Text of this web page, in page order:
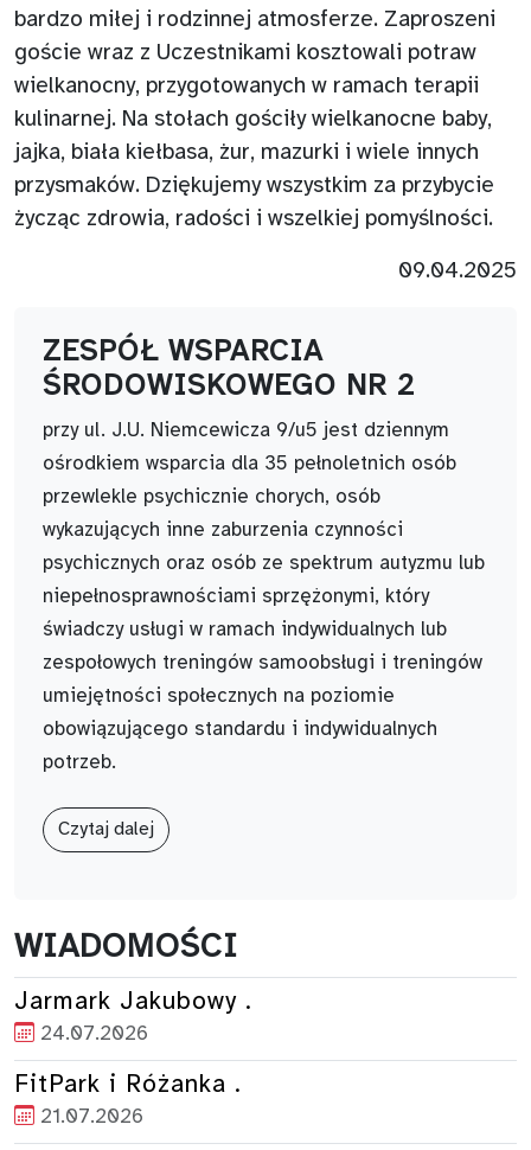
bardzo miłej i rodzinnej atmosferze. Zaproszeni
goście wraz z Uczestnikami kosztowali potraw
wielkanocny, przygotowanych w ramach terapii
kulinarnej. Na stołach gościły wielkanocne baby,
jajka, biała kiełbasa, żur, mazurki i wiele innych
przysmaków. Dziękujemy wszystkim za przybycie
życząc zdrowia, radości i wszelkiej pomyślności.
09.04.2025
ZESPÓŁ WSPARCIA
ŚRODOWISKOWEGO NR 2
przy ul. J.U. Niemcewicza 9/u5 jest dziennym
ośrodkiem wsparcia dla 35 pełnoletnich osób
przewlekle psychicznie chorych, osób
wykazujących inne zaburzenia czynności
psychicznych oraz osób ze spektrum autyzmu lub
niepełnosprawnościami sprzężonymi, który
świadczy usługi w ramach indywidualnych lub
zespołowych treningów samoobsługi i treningów
umiejętności społecznych na poziomie
obowiązującego standardu i indywidualnych
potrzeb.
Czytaj dalej
WIADOMOŚCI
Jarmark Jakubowy .
24.07.2026
FitPark i Różanka .
21.07.2026